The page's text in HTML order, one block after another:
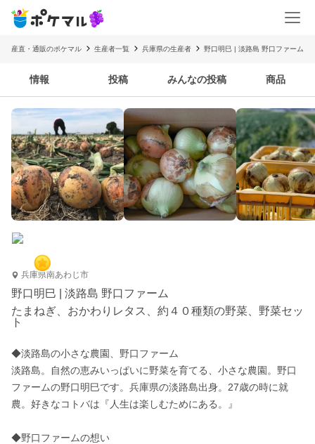
産直・通販のポケマル 生産者一覧 兵庫県の生産者 野口明巳 | 淡路島 野口ファーム
情報 投稿 みんなの投稿 商品
兵庫県南あわじ市
野口明巳 | 淡路島 野口ファーム
たまねぎ、おかわりレタス、約４０種類の野菜、野菜セッ
ト
◆淡路島の小さな農園、野口ファーム
淡路島。自然の恵みいっぱいに野菜を育てる、小さな農園。野口
ファームの野口明巳です。兵庫県の淡路島出身。27歳の時に就
農。好きなコトバは『人生は楽しむためにある。』
◆野口ファームの想い